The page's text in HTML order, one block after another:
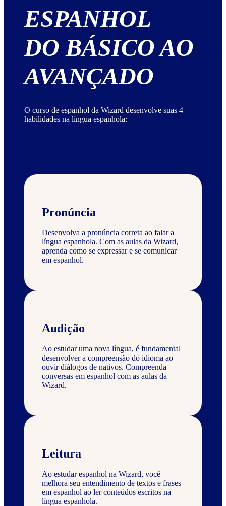
ESPANHOL
DO BÁSICO AO
AVANÇADO
O curso de espanhol da Wizard desenvolve suas 4
habilidades na língua espanhola:
Pronúncia
Desenvolva a pronúncia correta ao falar a
língua espanhola. Com as aulas da Wizard,
aprenda como se expressar e se comunicar
em espanhol.
Audição
Ao estudar uma nova língua, é fundamental
desenvolver a compreensão do idioma ao
ouvir diálogos de nativos. Compreenda
conversas em espanhol com as aulas da
Wizard.
Leitura
Ao estudar espanhol na Wizard, você
melhora seu entendimento de textos e frases
em espanhol ao ler conteúdos escritos na
língua espanhola.